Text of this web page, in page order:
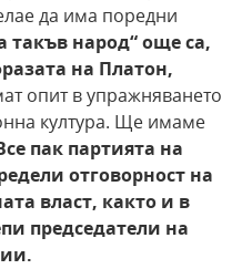
да има поредни
такъв народ“ още са,
на Платон,
опит в упражняването
култура. Ще имаме
пак партията на
отговорност на
власт, както и в
председатели на